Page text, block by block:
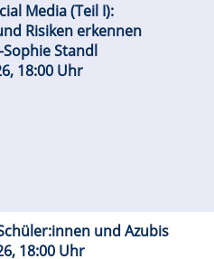
Media (Teil I):
Risiken erkennen
Standl
18:00 Uhr
und Azubis
18:00 Uhr